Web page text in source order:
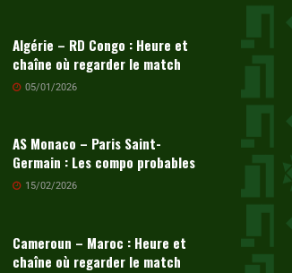
Algérie – RD Congo : Heure et
chaîne où regarder le match
05/01/2026
AS Monaco – Paris Saint-
Germain : Les compo probables
15/02/2026
Cameroun – Maroc : Heure et
chaîne où regarder le match